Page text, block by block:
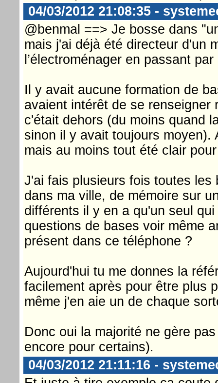
04/03/2012 21:08:35 -
@benmal ==> Je bosse dans
mais j'ai déjà été directeur d'un
l’électroménager en passant
Il y avait aucune formation de
avaient intérêt de se renseigner
c'était dehors (du moins quand
sinon il y avait toujours
mais au moins tout été clair
J'ai fais plusieurs fois toutes les
dans ma ville, de mémoire sur
différents il y en a qu'un seul
questions de bases voir même
présent dans ce téléphone ?
Aujourd'hui tu me donnes la
facilement après pour être plus
même j'en aie un de chaque
Donc oui la majorité ne gère
encore pour certains).
04/03/2012 21:11:16 -